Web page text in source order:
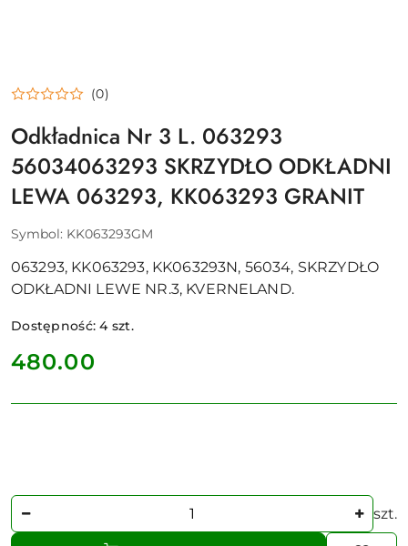
(0)
Odkładnica Nr 3 L. 063293
56034063293 SKRZYDŁO ODKŁADNI
LEWA 063293, KK063293 GRANIT
Symbol: KK063293GM
063293, KK063293, KK063293N, 56034, SKRZYDŁO
ODKŁADNI LEWE NR.3, KVERNELAND.
Dostępność:4 szt.
cena:
480.00
Ilość szt.